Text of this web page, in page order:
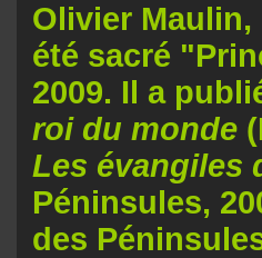
Olivier Maulin,
été sacré
2009. Il a
roi du monde
Les évangiles
Péninsules,
des